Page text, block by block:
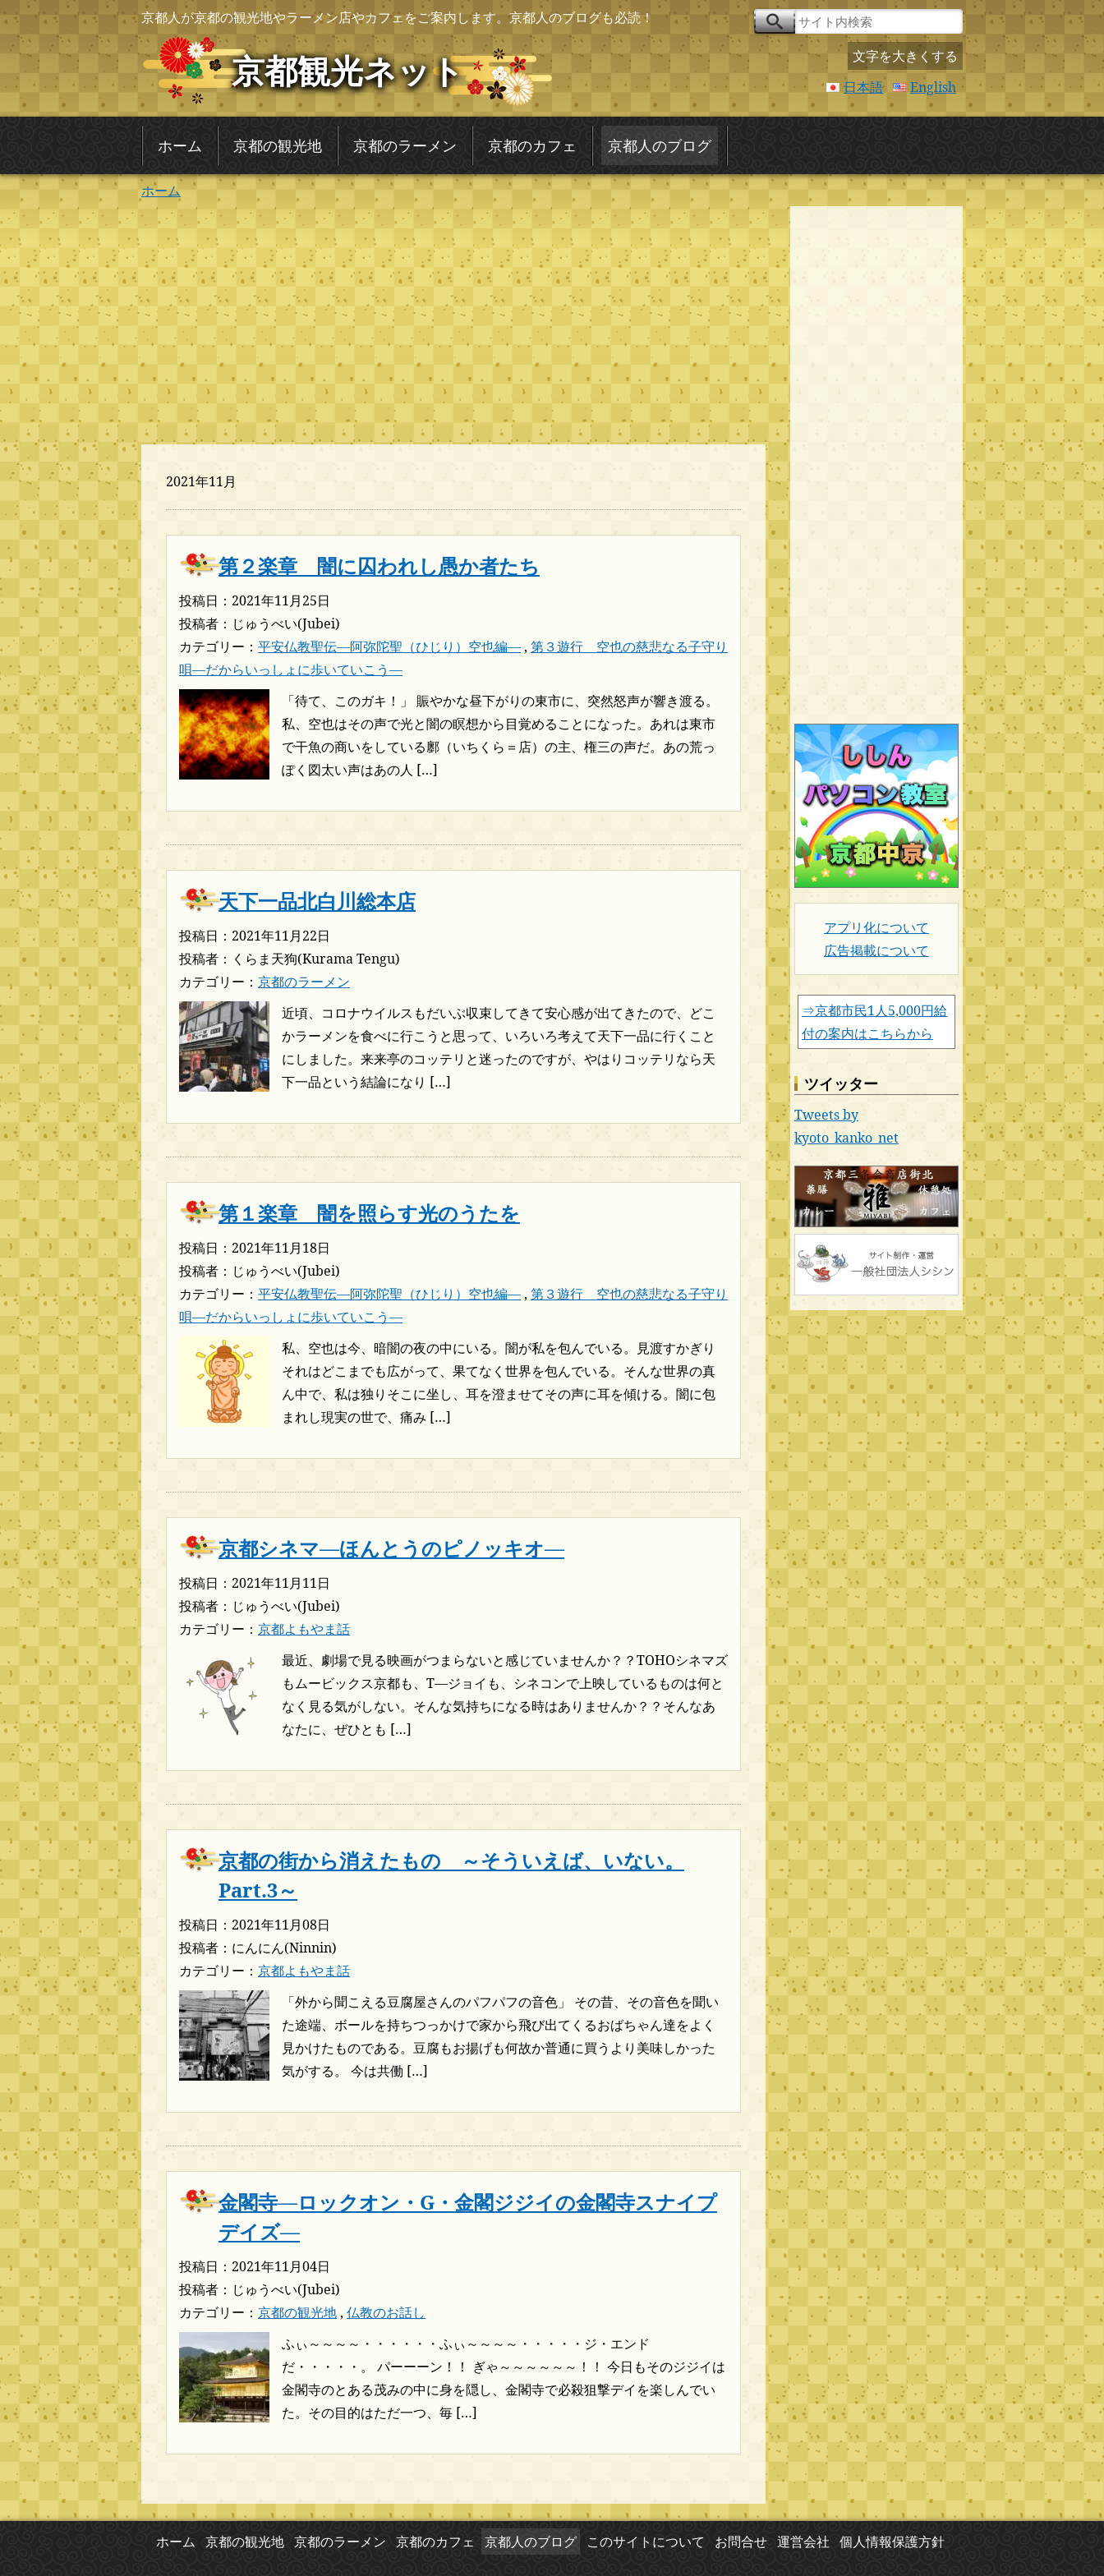
京都人が京都の観光地やラーメン店やカフェをご案内します。京都人のブログも必読！
京都観光ネット
文字を大きくする
日本語
English
ホーム 京都の観光地 京都のラーメン 京都のカフェ 京都人のブログ
ホーム
2021年11月
第２楽章 闇に囚われし愚か者たち
投稿日：2021年11月25日
投稿者：じゅうべい(Jubei)
カテゴリー： 平安仏教聖伝―阿弥陀聖（ひじり）空也編― , 第３遊行 空也の慈悲なる子守り
唄―だからいっしょに歩いていこう―
「待て、このガキ！」 賑やかな昼下がりの東市に、突然怒声が響き渡る。
私、空也はその声で光と闇の瞑想から目覚めることになった。あれは東市
で干魚の商いをしている鄽（いちくら＝店）の主、権三の声だ。あの荒っ
ぽく図太い声はあの人 […]
天下一品北白川総本店
投稿日：2021年11月22日
投稿者：くらま天狗(Kurama Tengu)
カテゴリー： 京都のラーメン
近頃、コロナウイルスもだいぶ収束してきて安心感が出てきたので、どこ
かラーメンを食べに行こうと思って、いろいろ考えて天下一品に行くこと
にしました。来来亭のコッテリと迷ったのですが、やはりコッテリなら天
下一品という結論になり […]
第１楽章 闇を照らす光のうたを
投稿日：2021年11月18日
投稿者：じゅうべい(Jubei)
カテゴリー： 平安仏教聖伝―阿弥陀聖（ひじり）空也編― , 第３遊行 空也の慈悲なる子守り
唄―だからいっしょに歩いていこう―
私、空也は今、暗闇の夜の中にいる。闇が私を包んでいる。見渡すかぎり
それはどこまでも広がって、果てなく世界を包んでいる。そんな世界の真
ん中で、私は独りそこに坐し、耳を澄ませてその声に耳を傾ける。闇に包
まれし現実の世で、痛み […]
京都シネマ―ほんとうのピノッキオ―
投稿日：2021年11月11日
投稿者：じゅうべい(Jubei)
カテゴリー： 京都よもやま話
最近、劇場で見る映画がつまらないと感じていませんか？？TOHOシネマズ
もムービックス京都も、T―ジョイも、シネコンで上映しているものは何と
なく見る気がしない。そんな気持ちになる時はありませんか？？そんなあ
なたに、ぜひとも […]
京都の街から消えたもの ～そういえば、いない。
Part.3～
投稿日：2021年11月08日
投稿者：にんにん(Ninnin)
カテゴリー： 京都よもやま話
「外から聞こえる豆腐屋さんのパフパフの音色」 その昔、その音色を聞い
た途端、ボールを持ちつっかけで家から飛び出てくるおばちゃん達をよく
見かけたものである。豆腐もお揚げも何故か普通に買うより美味しかった
気がする。 今は共働 […]
金閣寺―ロックオン・G・金閣ジジイの金閣寺スナイプ
デイズ―
投稿日：2021年11月04日
投稿者：じゅうべい(Jubei)
カテゴリー： 京都の観光地 , 仏教のお話し
ふぃ～～～～・・・・・・ふぃ～～～～・・・・・ジ・エンド
だ・・・・・。 パーーーン！！ ぎゃ～～～～～～！！ 今日もそのジジイは
金閣寺のとある茂みの中に身を隠し、金閣寺で必殺狙撃デイを楽しんでい
た。その目的はただ一つ、毎 […]
アプリ化について
広告掲載について
⇒京都市民1人5,000円給
付の案内はこちらから
ツイッター
Tweets by
kyoto_kanko_net
ホーム 京都の観光地 京都のラーメン 京都のカフェ 京都人のブログ このサイトについて お問合せ 運営会社 個人情報保護方針